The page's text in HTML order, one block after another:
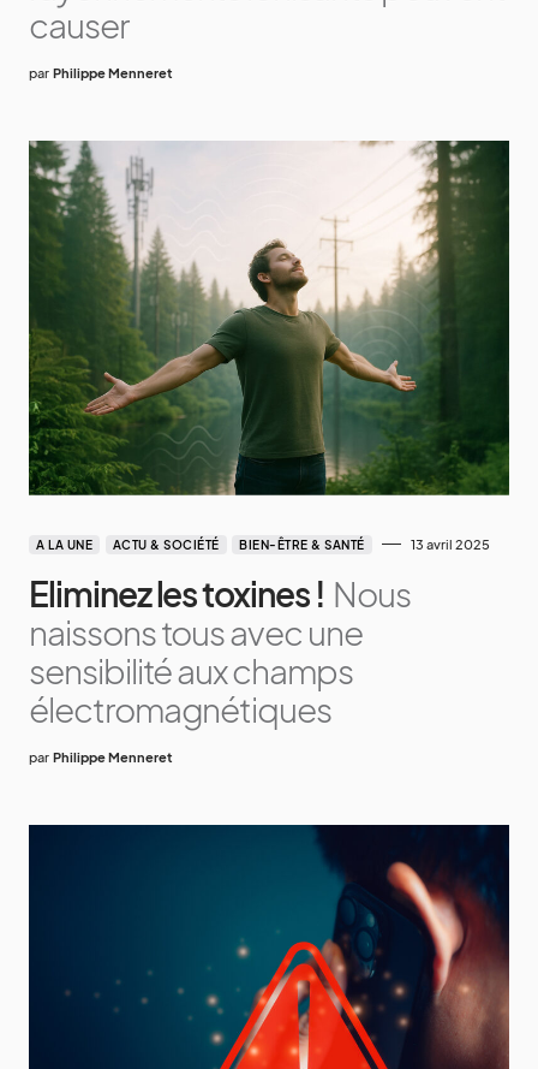
causer
par Philippe Menneret
A LA UNE ACTU & SOCIÉTÉ BIEN-ÊTRE & SANTÉ 13 avril 2025
Eliminez les toxines ! Nous
naissons tous avec une
sensibilité aux champs
électromagnétiques
par Philippe Menneret